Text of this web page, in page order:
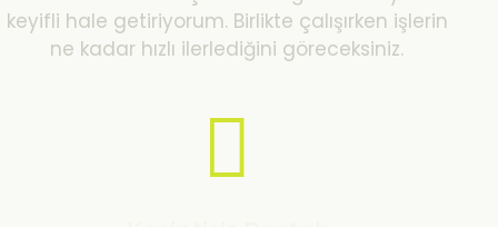
keyifli hale getiriyorum. Birlikte çalışırken işlerin
ne kadar hızlı ilerlediğini göreceksiniz.